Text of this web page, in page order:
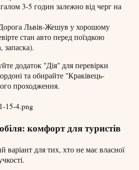
3-5 годин залежно від черг на
Львів-Жешув у хорошому
стан авто перед поїздкою
додаток "Дія" для перевірки
та обирайте "Краківець-
проходження.
комфорт для туристів
варіант для тих, хто не має власної